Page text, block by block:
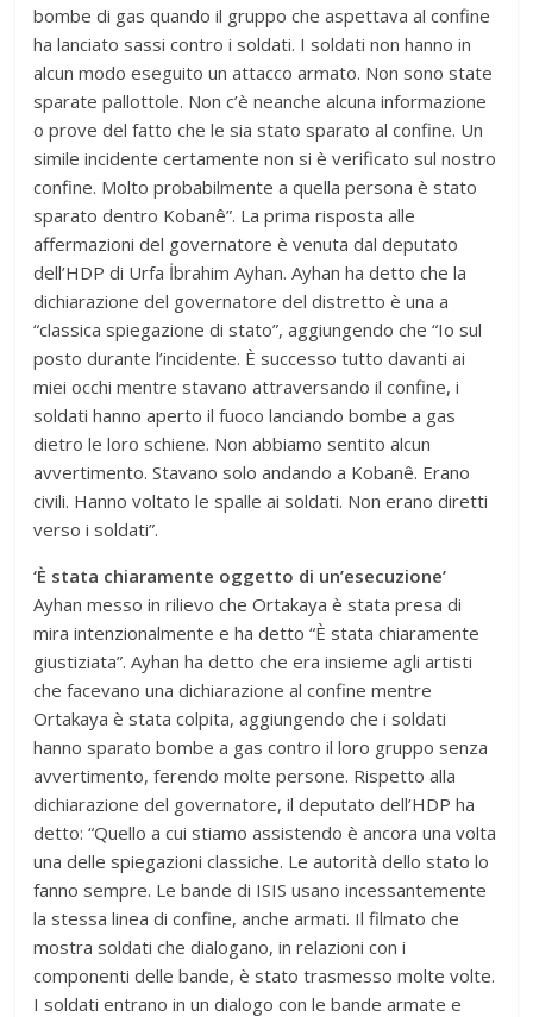
bombe di gas quando il gruppo che aspettava al confine
ha lanciato sassi contro i soldati. I soldati non hanno in
alcun modo eseguito un attacco armato. Non sono state
sparate pallottole. Non c’è neanche alcuna informazione
o prove del fatto che le sia stato sparato al confine. Un
simile incidente certamente non si è verificato sul nostro
confine. Molto probabilmente a quella persona è stato
sparato dentro Kobanê”. La prima risposta alle
affermazioni del governatore è venuta dal deputato
dell’HDP di Urfa İbrahim Ayhan. Ayhan ha detto che la
dichiarazione del governatore del distretto è una a
“classica spiegazione di stato”, aggiungendo che “Io sul
posto durante l’incidente. È successo tutto davanti ai
miei occhi mentre stavano attraversando il confine, i
soldati hanno aperto il fuoco lanciando bombe a gas
dietro le loro schiene. Non abbiamo sentito alcun
avvertimento. Stavano solo andando a Kobanê. Erano
civili. Hanno voltato le spalle ai soldati. Non erano diretti
verso i soldati”.
‘È stata chiaramente oggetto di un’esecuzione’
Ayhan messo in rilievo che Ortakaya è stata presa di
mira intenzionalmente e ha detto “È stata chiaramente
giustiziata”. Ayhan ha detto che era insieme agli artisti
che facevano una dichiarazione al confine mentre
Ortakaya è stata colpita, aggiungendo che i soldati
hanno sparato bombe a gas contro il loro gruppo senza
avvertimento, ferendo molte persone. Rispetto alla
dichiarazione del governatore, il deputato dell’HDP ha
detto: “Quello a cui stiamo assistendo è ancora una volta
una delle spiegazioni classiche. Le autorità dello stato lo
fanno sempre. Le bande di ISIS usano incessantemente
la stessa linea di confine, anche armati. Il filmato che
mostra soldati che dialogano, in relazioni con i
componenti delle bande, è stato trasmesso molte volte.
I soldati entrano in un dialogo con le bande armate e